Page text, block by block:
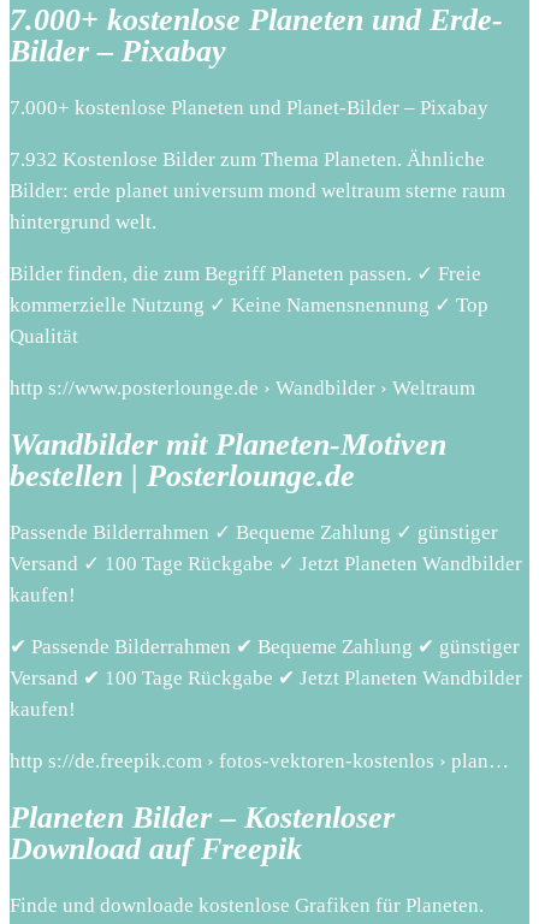
7.000+ kostenlose Planeten und Erde-
Bilder – Pixabay
7.000+ kostenlose Planeten und Planet-Bilder – Pixabay
7.932 Kostenlose Bilder zum Thema Planeten. Ähnliche
Bilder: erde planet universum mond weltraum sterne raum
hintergrund welt.
Bilder finden, die zum Begriff Planeten passen. ✓ Freie
kommerzielle Nutzung ✓ Keine Namensnennung ✓ Top
Qualität
http s://www.posterlounge.de › Wandbilder › Weltraum
Wandbilder mit Planeten-Motiven
bestellen | Posterlounge.de
Passende Bilderrahmen ✓ Bequeme Zahlung ✓ günstiger
Versand ✓ 100 Tage Rückgabe ✓ Jetzt Planeten Wandbilder
kaufen!
✔ Passende Bilderrahmen ✔ Bequeme Zahlung ✔ günstiger
Versand ✔ 100 Tage Rückgabe ✔ Jetzt Planeten Wandbilder
kaufen!
http s://de.freepik.com › fotos-vektoren-kostenlos › plan…
Planeten Bilder – Kostenloser
Download auf Freepik
Finde und downloade kostenlose Grafiken für Planeten.